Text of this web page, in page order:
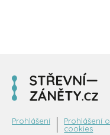
Prohlášení
Prohlášení o
cookies